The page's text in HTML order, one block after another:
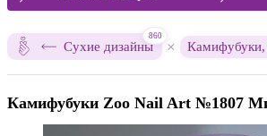
Сухие дизайны
860
× Камифубуки,
Камифубуки Zoo Nail Art №1807